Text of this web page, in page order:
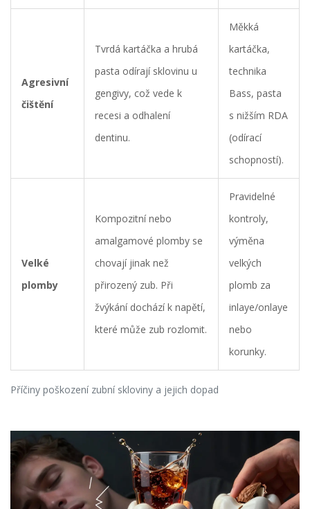
Příčiny poškození zubní skloviny a jejich dopad
Agresivní
čištění
Tvrdá kartáčka a hrubá
pasta odírají sklovinu u
gengivy, což vede k
recesi a odhalení
dentinu.
Měkká
kartáčka,
technika
Bass, pasta
s nižším RDA
(odírací
schopností).
Velké
plomby
Kompozitní nebo
amalgamové plomby se
chovají jinak než
přirozený zub. Při
žvýkání dochází k napětí,
které může zub rozlomit.
Pravidelné
kontroly,
výměna
velkých
plomb za
inlaye/onlaye
nebo
korunky.